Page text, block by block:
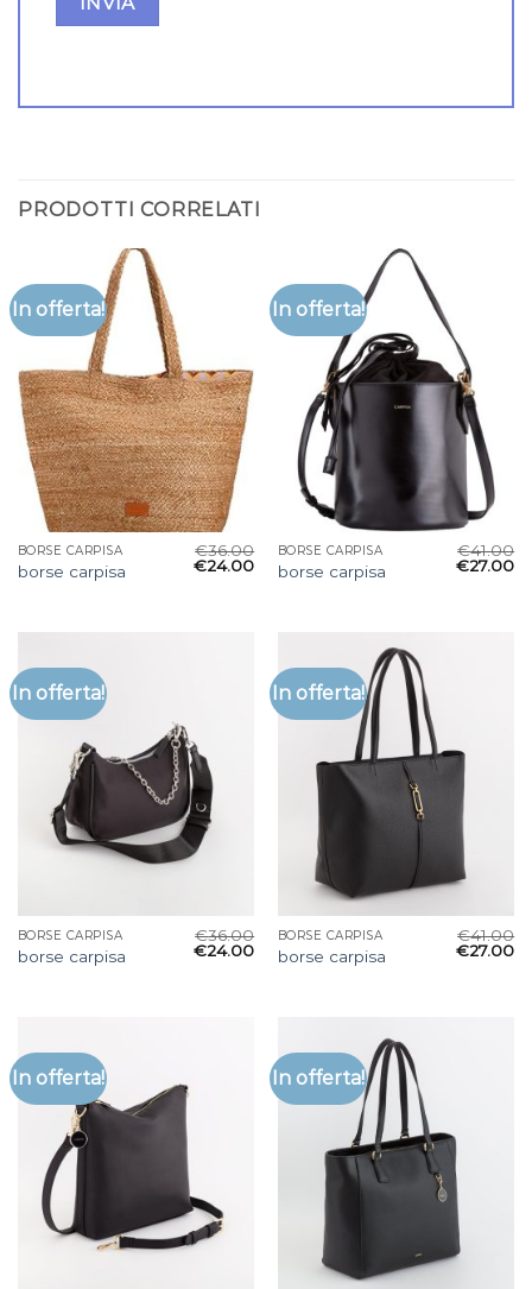
PRODOTTI CORRELATI
In offerta!
BORSE CARPISA
borse carpisa
€36.00
€24.00
In offerta!
BORSE CARPISA
borse carpisa
€41.00
€27.00
In offerta!
BORSE CARPISA
borse carpisa
€36.00
€24.00
In offerta!
BORSE CARPISA
borse carpisa
€41.00
€27.00
In offerta! In offerta!